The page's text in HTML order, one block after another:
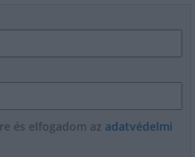
és elfogadom az adatvédelmi